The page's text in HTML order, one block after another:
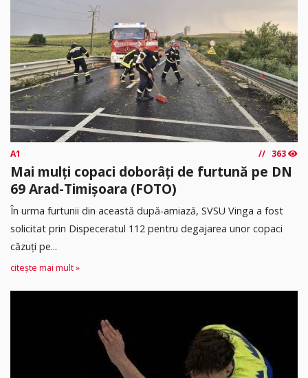
A1 363
Mai mulți copaci doborâți de furtună pe DN
69 Arad-Timișoara (FOTO)
În urma furtunii din această după-amiază, SVSU Vinga a fost
solicitat prin Dispeceratul 112 pentru degajarea unor copaci
căzuți pe...
citește mai mult »